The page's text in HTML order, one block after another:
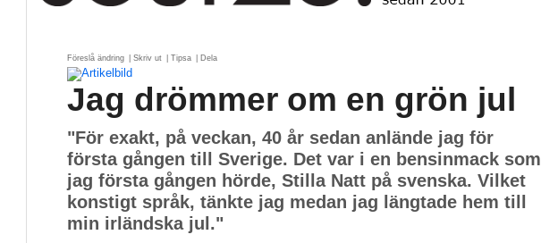
Föreslå ändring Skriv ut Tipsa Dela
Jag drömmer om en grön jul
"För exakt, på veckan, 40 år sedan anlände jag för
första gången till Sverige. Det var i en bensinmack som
jag första gången hörde, Stilla Natt på svenska. Vilket
konstigt språk, tänkte jag medan jag längtade hem till
min irländska jul."